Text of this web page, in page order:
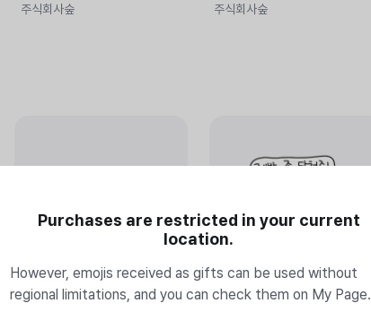
주식회사숲 주식회사숲
Purchases are restricted in your current
location.
However, emojis received as gifts can be used without
regional limitations, and you can check them on My Page.